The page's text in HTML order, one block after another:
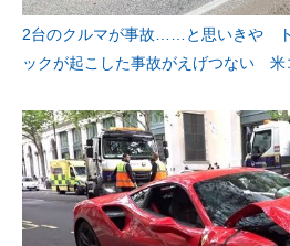
2台のクルマが事故……と思いきや ト
ックが起こした事故がえげつない 米